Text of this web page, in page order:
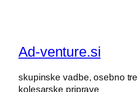
Ad-venture.si
skupinske vadbe, osebno
kolesarske priprave